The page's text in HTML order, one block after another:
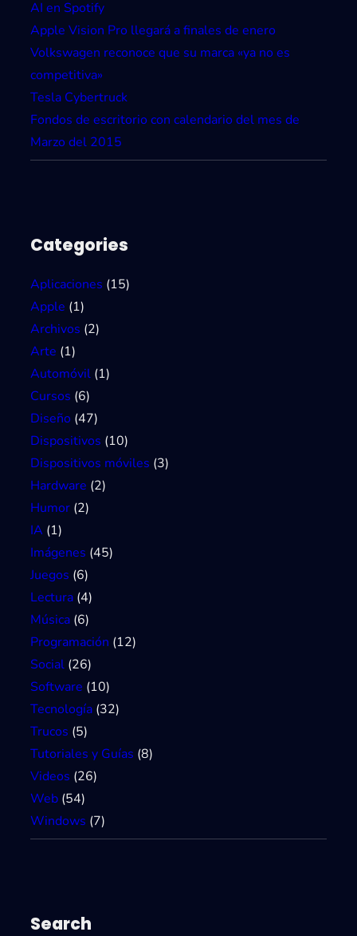
o
n
o
s
g
r
a
y
n
o
m
t
o
P
S
AI en Spotify
Apple Vision Pro llegará a finales de enero
Volkswagen reconoce que su marca «ya no es
competitiva»
Tesla Cybertruck
Fondos de escritorio con calendario del mes de
Marzo del 2015
Categories
Aplicaciones (15)
Apple (1)
Archivos (2)
Arte (1)
Automóvil (1)
Cursos (6)
Diseño (47)
Dispositivos (10)
Dispositivos móviles (3)
Hardware (2)
Humor (2)
IA (1)
Imágenes (45)
Juegos (6)
Lectura (4)
Música (6)
Programación (12)
Social (26)
Software (10)
Tecnología (32)
Trucos (5)
Tutoriales y Guías (8)
Videos (26)
Web (54)
Windows (7)
Search